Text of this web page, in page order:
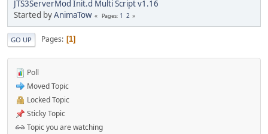
JTS3ServerMod Init.d Multi Script v1.16
Started byAnimaTow Pages 1 2
GO UP Pages 1
Poll
Moved Topic
Locked Topic
Sticky Topic
Topic you are watching